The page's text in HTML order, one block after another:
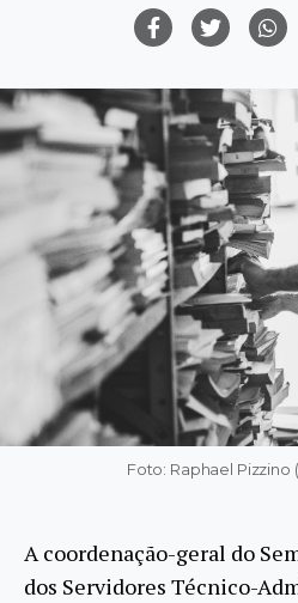
Foto: Raphael Pizzino
A coordenação-geral do
dos Servidores Técnico-